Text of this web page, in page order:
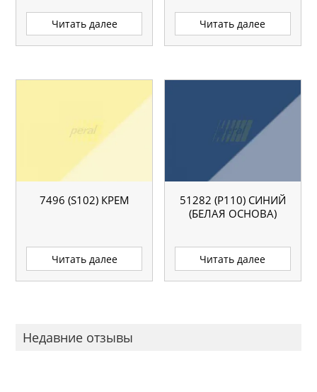
Читать далее Читать далее
7496 (S102) КРЕМ
Читать далее
51282 (P110) СИНИЙ
(БЕЛАЯ ОСНОВА)
Читать далее
Недавние отзывы